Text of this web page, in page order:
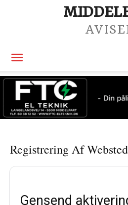
Registrering Af Websted
Gensend